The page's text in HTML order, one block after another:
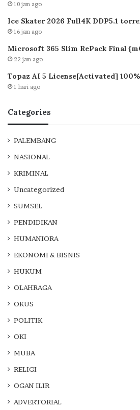
10 jam ago
Ice Skater 2026 Full4K DDP5.1
16 jam ago
Microsoft 365 Slim RePack Final
22 jam ago
Topaz AI 5 License[Activated]
1 hari ago
Categories
PALEMBANG
NASIONAL
KRIMINAL
Uncategorized
SUMSEL
PENDIDIKAN
HUMANIORA
EKONOMI & BISNIS
HUKUM
OLAHRAGA
OKUS
POLITIK
OKI
MUBA
RELIGI
OGAN ILIR
ADVERTORIAL